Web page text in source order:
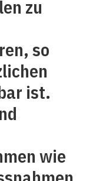
zu
so
ist.
wie